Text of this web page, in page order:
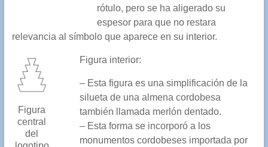
rótulo, pero se ha aligerado su
espesor para que no restara
relevancia al símbolo que aparece en su interior.
Figura
central
del
Figura interior:
– Esta figura es una simplificación de la
silueta de una almena cordobesa
también llamada merlón dentado.
– Esta forma se incorporó a los
monumentos cordobeses importada por